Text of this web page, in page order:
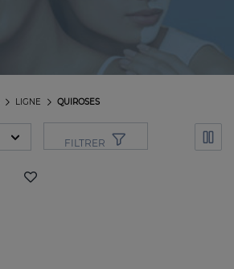
QUIROSES
LIGNE
FILTRER